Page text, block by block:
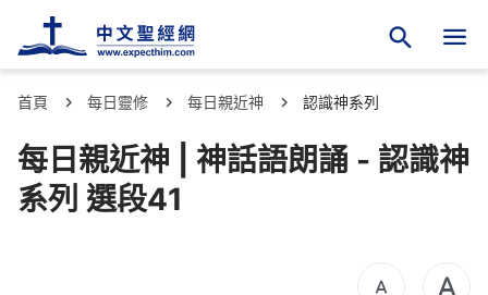
首頁 每日靈修 每日親近神 認識神系列
每日親近神 | 神話語朗誦 - 認識神
系列 選段41